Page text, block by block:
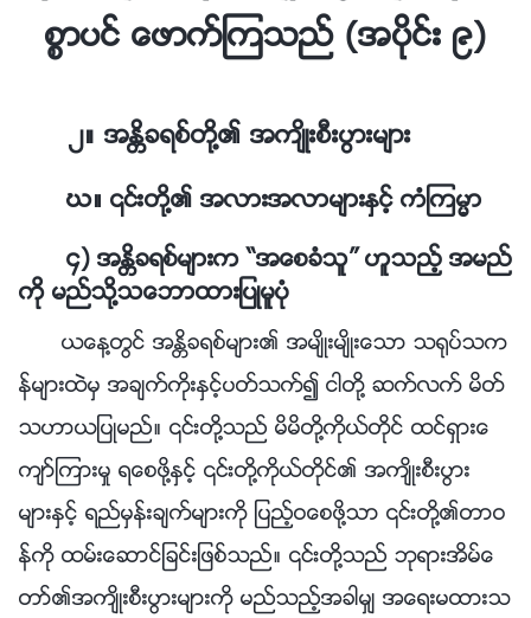
စၥာပင္ ေဖာက္ၾကသည္ (အပိုင္း ၉)
၂။ အႏၲိခရစ္တို႔၏ အက်ိဳးစီးပြားမ်ား
ဃ။ ၎တို႔၏ အလားအလာမ်ားႏွင့္ ကံၾကမၼာ
၄) အႏၲိခရစ္မ်ားက “အေစခံသူ” ဟူသည့္ အမည္
ကို မည္သို႔သေဘာထားျပဳမူပုံ
ယေန႔တြင္ အႏၲိခရစ္မ်ား၏ အမ်ိဳးမ်ိဳးေသာ သ႐ုပ္သက
န္မ်ားထဲမွ အခ်က္ကိုးႏွင့္ပတ္သက္၍ ငါတို႔ ဆက္လက္ မိတ္
သဟာယျပဳမည္။ ၎တို႔သည္ မိမိတို႔ကိုယ္တိုင္ ထင္ရွားေ
က်ာ္ၾကားမႈ ရေစဖို႔ႏွင့္ ၎တို႔ကိုယ္တိုင္၏ အက်ိဳးစီးပြား
မ်ားႏွင့္ ရည္မွန္းခ်က္မ်ားကို ျပည့္ဝေစဖို႔သာ ၎တို႔၏တာဝ
န္ကို ထမ္းေဆာင္ျခင္းျဖစ္သည္။ ၎တို႔သည္ ဘုရားအိမ္ေ
တာ္၏အက်ိဳးစီးပြားမ်ားကို မည္သည့္အခါမွ် အေရးမထားသ